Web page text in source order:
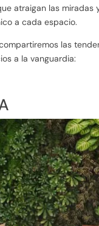
atraigan las
a cada espacio.
las
a la vanguardia: